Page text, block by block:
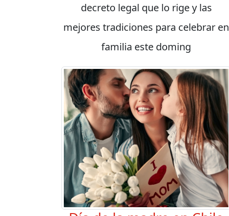
decreto legal que lo rige y las
mejores tradiciones para celebrar en
familia este doming